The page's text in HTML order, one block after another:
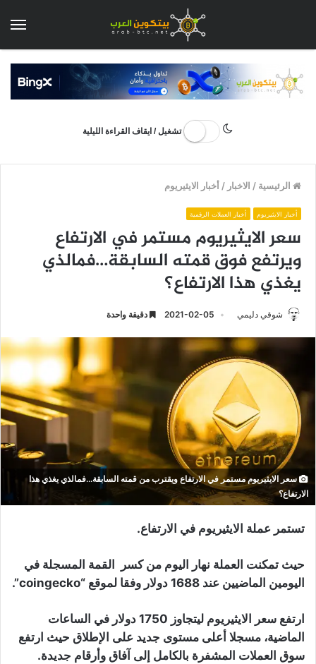
تشغيل / ايقاف القراءة الليلية
الرئيسية / الاخبار /أخبار الايثيريوم
أخبار الايثيريوم أخبار العملات الرقمية
سعر الايثيريوم مستمر في الارتفاع
ويرتفع فوق قمته السابقة…فمالذي
يغذي هذا الارتفاع؟
شوقي دليمي 2021-02-05 دقيقة واحدة
سعر الايثيريوم مستمر في الارتفاع ويقترب من قمته السابقة...فمالذي يغذي هذا
الارتفاع؟
تستمر عملة الايثيريوم في الارتفاع.
حيث تمكنت العملة نهار اليوم من كسر القمة المسجلة في
اليومين الماضيين عند 1688 دولار وفقا لموقع “coingecko”.
ارتفع سعر الايثيريوم ليتجاوز 1750 دولار في الساعات
الماضية، مسجلا أعلى مستوى جديد على الإطلاق حيث ارتفع
سوق العملات المشفرة بالكامل إلى آفاق وأرقام جديدة.